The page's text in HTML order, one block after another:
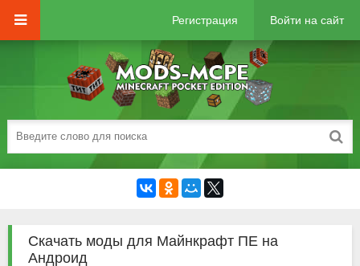
Регистрация Войти на сайт
Скачать моды для Майнкрафт ПЕ на
Андроид